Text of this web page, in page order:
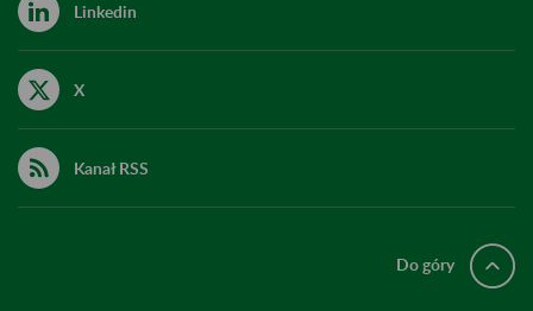
Linkedin
X
Kanał RSS
Do góry